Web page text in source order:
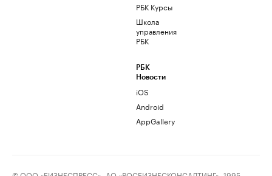
РБК Курсы
Школа
управления
РБК
РБК
Новости
iOS
Android
AppGallery